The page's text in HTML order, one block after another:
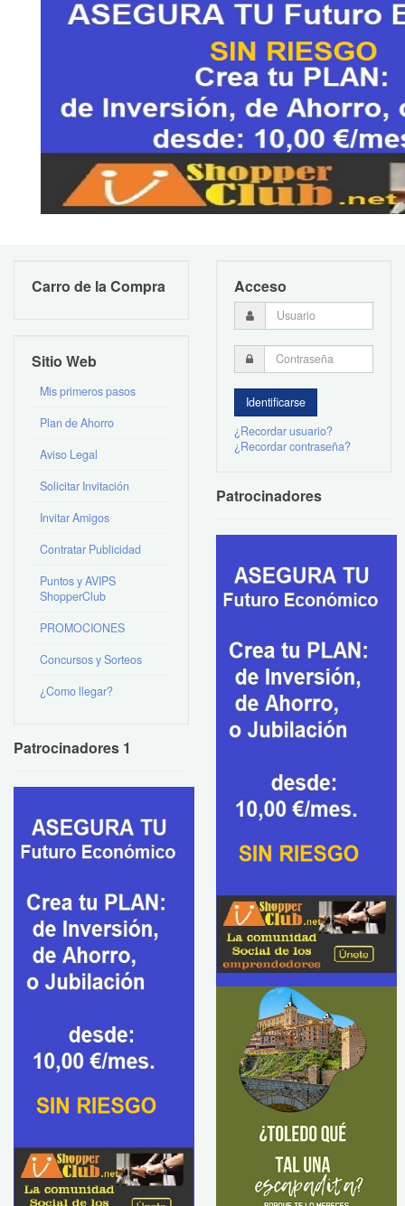
Carro de la Compra
Sitio Web
Mis primeros pasos
Plan de Ahorro
Aviso Legal
Solicitar Invitación
Invitar Amigos
Contratar Publicidad
Puntos y AVIPS
ShopperClub
PROMOCIONES
Concursos y Sorteos
¿Como llegar?
Patrocinadores 1
Acceso
¿Recordar usuario?
¿Recordar contraseña?
Patrocinadores